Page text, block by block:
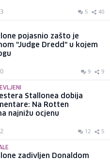
5 40
pojasnio zašto je
"Judge Dredd" u kojem
9 9
Stallonea dobija
Na Rotten
najnižu ocjenu
12 5
zadivljen Donaldom